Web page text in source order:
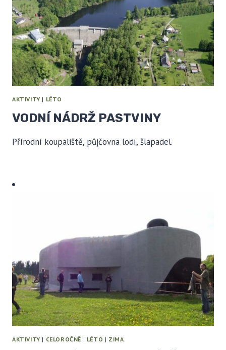
AKTIVITY | LÉTO
VODNÍ NÁDRŽ PASTVINY
Přírodní koupaliště, půjčovna lodí, šlapadel.
AKTIVITY | CELOROČNĚ | LÉTO | ZIMA